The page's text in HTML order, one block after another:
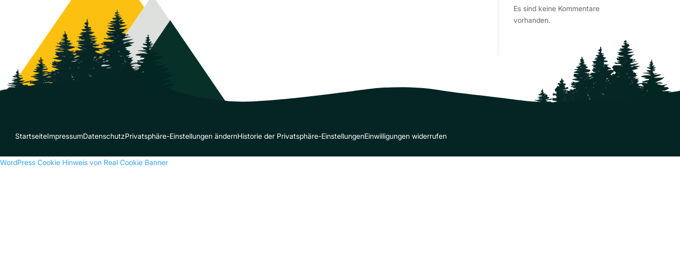
Es sind keine Kommentare
vorhanden.
StartseiteImpressumDatenschutzPrivatsphäre-Einstellungen ändernHistorie der Privatsphäre-EinstellungenEinwilligungen widerrufen
WordPress Cookie Hinweis von Real Cookie Banner